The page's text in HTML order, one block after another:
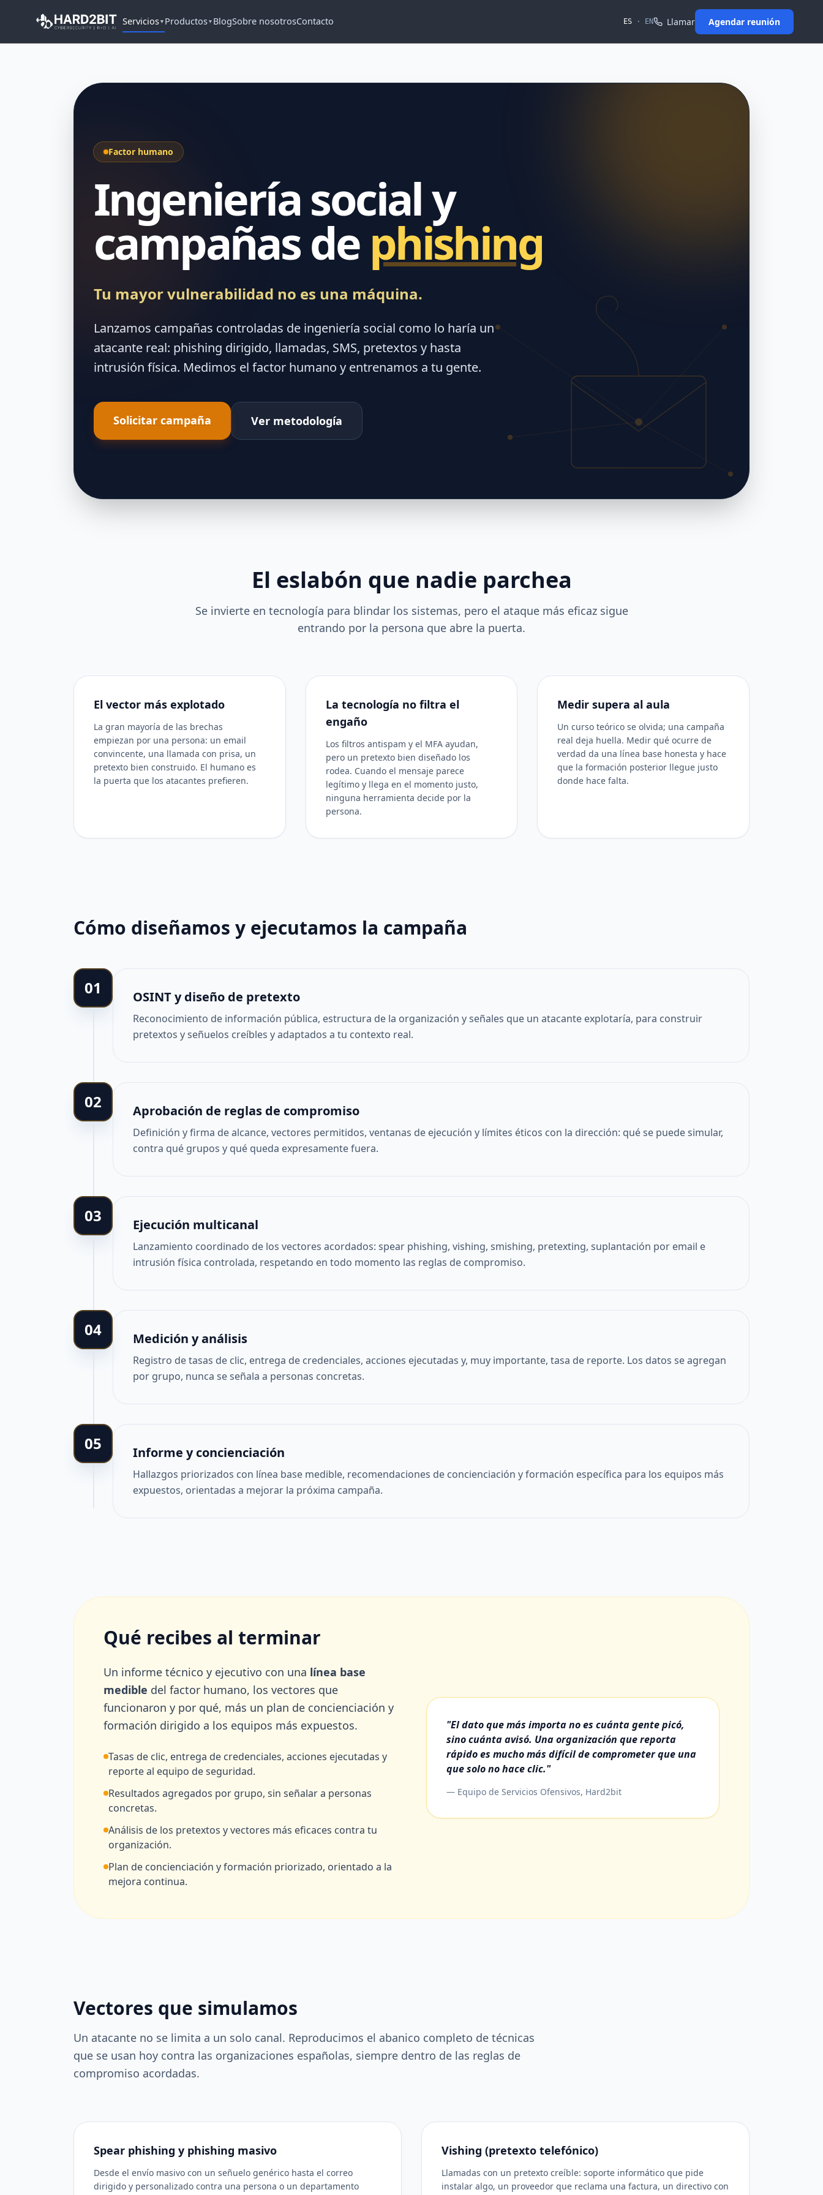
Servicios▼ Productos▼ BlogSobre nosotrosContacto ES · EN Llamar Agendar reunión
Factor humano
Ingeniería social y
campañas de phishing
Tu mayor vulnerabilidad no es una máquina.
Lanzamos campañas controladas de ingeniería social como lo haría un
atacante real: phishing dirigido, llamadas, SMS, pretextos y hasta
intrusión física. Medimos el factor humano y entrenamos a tu gente.
Solicitar campaña Ver metodología
El eslabón que nadie parchea
Se invierte en tecnología para blindar los sistemas, pero el ataque más eficaz sigue
entrando por la persona que abre la puerta.
El vector más explotado
La gran mayoría de las brechas
empiezan por una persona: un email
convincente, una llamada con prisa, un
pretexto bien construido. El humano es
la puerta que los atacantes prefieren.
La tecnología no filtra el
engaño
Los filtros antispam y el MFA ayudan,
pero un pretexto bien diseñado los
rodea. Cuando el mensaje parece
legítimo y llega en el momento justo,
ninguna herramienta decide por la
persona.
Medir supera al aula
Un curso teórico se olvida; una campaña
real deja huella. Medir qué ocurre de
verdad da una línea base honesta y hace
que la formación posterior llegue justo
donde hace falta.
Cómo diseñamos y ejecutamos la campaña
01 OSINT y diseño de pretexto
Reconocimiento de información pública, estructura de la organización y señales que un atacante explotaría, para construir
pretextos y señuelos creíbles y adaptados a tu contexto real.
02 Aprobación de reglas de compromiso
Definición y firma de alcance, vectores permitidos, ventanas de ejecución y límites éticos con la dirección: qué se puede simular,
contra qué grupos y qué queda expresamente fuera.
03 Ejecución multicanal
Lanzamiento coordinado de los vectores acordados: spear phishing, vishing, smishing, pretexting, suplantación por email e
intrusión física controlada, respetando en todo momento las reglas de compromiso.
04 Medición y análisis
Registro de tasas de clic, entrega de credenciales, acciones ejecutadas y, muy importante, tasa de reporte. Los datos se agregan
por grupo, nunca se señala a personas concretas.
05 Informe y concienciación
Hallazgos priorizados con línea base medible, recomendaciones de concienciación y formación específica para los equipos más
expuestos, orientadas a mejorar la próxima campaña.
Qué recibes al terminar
Un informe técnico y ejecutivo con una línea base
medible del factor humano, los vectores que
funcionaron y por qué, más un plan de concienciación y
formación dirigido a los equipos más expuestos.
Tasas de clic, entrega de credenciales, acciones ejecutadas y
reporte al equipo de seguridad.
Resultados agregados por grupo, sin señalar a personas
concretas.
Análisis de los pretextos y vectores más eficaces contra tu
organización.
Plan de concienciación y formación priorizado, orientado a la
mejora continua.
"El dato que más importa no es cuánta gente picó,
sino cuánta avisó. Una organización que reporta
rápido es mucho más difícil de comprometer que una
que solo no hace clic."
— Equipo de Servicios Ofensivos, Hard2bit
Vectores que simulamos
Un atacante no se limita a un solo canal. Reproducimos el abanico completo de técnicas
que se usan hoy contra las organizaciones españolas, siempre dentro de las reglas de
compromiso acordadas.
Spear phishing y phishing masivo
Desde el envío masivo con un señuelo genérico hasta el correo
dirigido y personalizado contra una persona o un departamento
Vishing (pretexto telefónico)
Llamadas con un pretexto creíble: soporte informático que pide
instalar algo, un proveedor que reclama una factura, un directivo con